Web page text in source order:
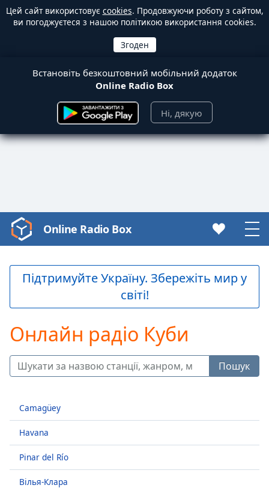
Цей сайт використовує cookies. Продовжуючи роботу з сайтом,
ви погоджуєтеся з нашою політикою використання cookies.
Встановіть безкоштовний мобільний додаток
Online Radio Box
Ні, дякую
Video
Player
loading.
Play
Backward
Forward
Mute
Duration-:-
Loaded:
0.00%
Stream
LIVE
Online Radio Box
Підтримуйте Україну. Збережіть мир у
світі!
Онлайн радіо Куби
Пошук
Camagüey
Havana
Pinar del Río
Вілья-Клара